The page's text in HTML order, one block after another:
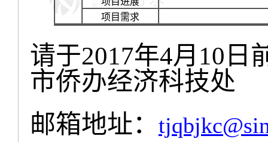
项目需求
请于2017年4月 10 日
市侨办经济科技处
邮箱地址：